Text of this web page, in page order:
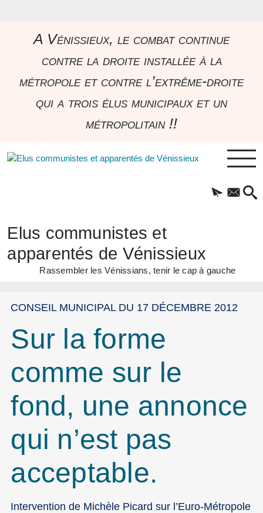
A Vénissieux, le combat continue
contre la droite installée à la
métropole et contre l’extrême-droite
qui a trois élus municipaux et un
métropolitain !!
Elus communistes et
apparentés de Vénissieux
Rassembler les Vénissians, tenir le cap à gauche
CONSEIL MUNICIPAL DU 17 DÉCEMBRE 2012
Sur la forme
comme sur le
fond, une annonce
qui n’est pas
acceptable.
Intervention de Michèle Picard sur l’Euro-Métropole